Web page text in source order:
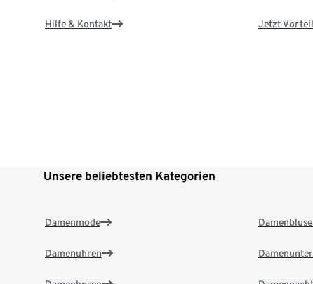
Hilfe & Kontakt Jetzt
Unsere beliebtesten Kategorien
Damenmode
Damenuhren